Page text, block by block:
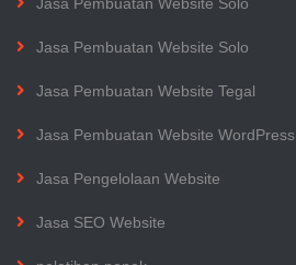
Jasa Pembuatan Website Solo
Jasa Pembuatan Website Tegal
Jasa Pembuatan Website WordPress
Jasa Pengelolaan Website
Jasa SEO Website